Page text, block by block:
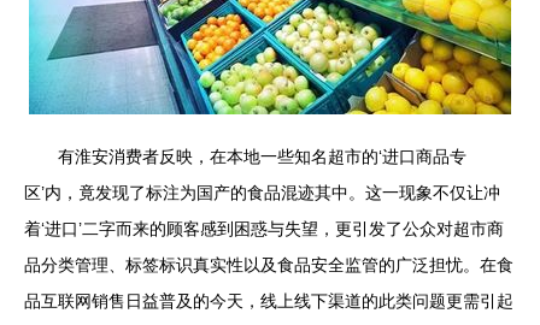
有淮安消费者反映，在本地一些知名超市的‘进口商品专
区’内，竟发现了标注为国产的食品混迹其中。这一现象不仅让冲
着‘进口’二字而来的顾客感到困惑与失望，更引发了公众对超市商
品分类管理、标签标识真实性以及食品安全监管的广泛担忧。在食
品互联网销售日益普及的今天，线上线下渠道的此类问题更需引起